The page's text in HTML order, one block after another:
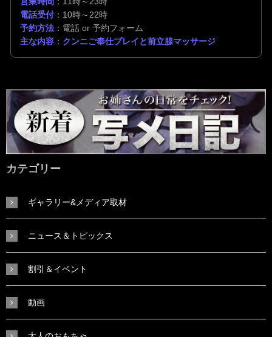
電話受付：10時～22時
予約方法 ：電話 or 予約フォーム
主な内容 ： クンニご奉仕プレイと前立腺マッサージ
カテゴリー
ギャラリー&メディア取材
ニュース＆トピックス
割引＆イベント
動画